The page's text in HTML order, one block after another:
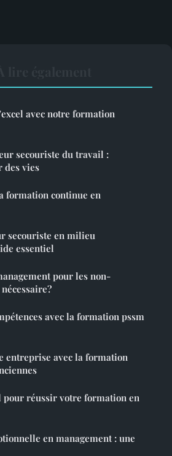
avec notre formation
secouriste du travail :
des vies
formation continue en
secouriste en milieu
essentiel
pour les non-
avec la formation pssm
entreprise avec la formation
pour réussir votre formation en
en management : une